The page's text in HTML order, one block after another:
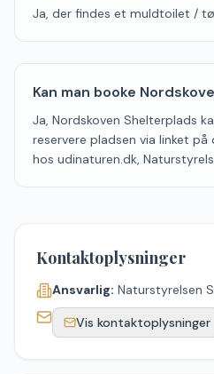
Ja, der findes et muldtoilet /
Kan man booke
Ja, Nordskoven Shelterplads
reservere pladsen via linket
hos udinaturen.dk,
Kontaktoplysninger
Ansvarlig: Naturstyrelsen
Vis kontaktoplysninger